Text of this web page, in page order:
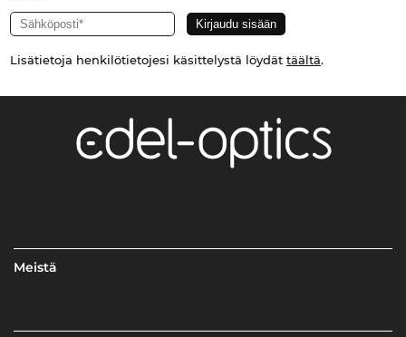
Lisätietoja henkilötietojesi käsittelystä löydät täältä.
Meistä